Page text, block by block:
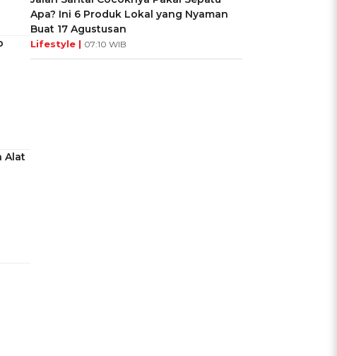
Alat
Apa? Ini 6 Produk Lokal yang Nyaman
Buat 17 Agustusan
Lifestyle | 07:10 WIB